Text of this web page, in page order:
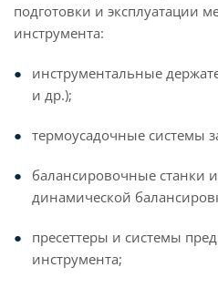
подготовки и эксплуатации
инструмента:
инструментальные
и др.);
термоусадочные системы
балансировочные станки
динамической
пресеттеры и системы
инструмента;